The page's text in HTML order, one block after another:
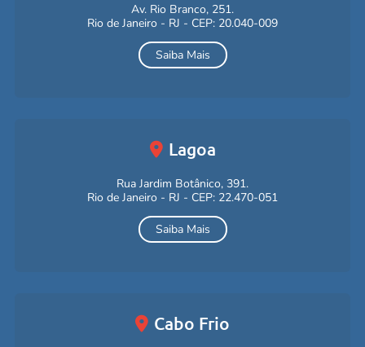
Av. Rio Branco, 251.
Rio de Janeiro - RJ - CEP: 20.040-009
Saiba Mais
Lagoa
Rua Jardim Botânico, 391.
Rio de Janeiro - RJ - CEP: 22.470-051
Saiba Mais
Cabo Frio